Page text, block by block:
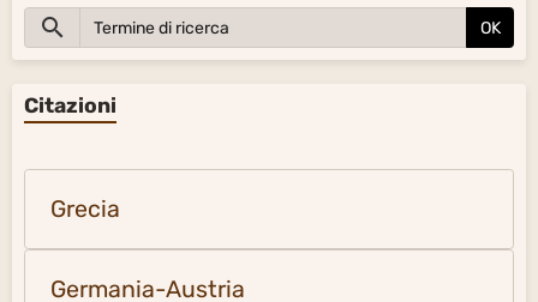
OK
Citazioni
Grecia
Germania-Austria